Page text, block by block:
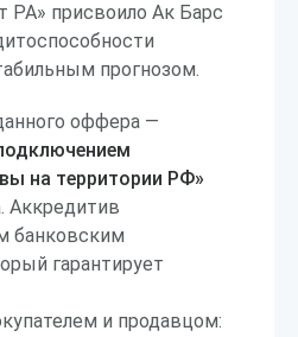
РА» присвоило Ак Барс
прогнозом.
оффера —
на территории РФ»
Аккредитив
банковским
гарантирует
и продавцом: